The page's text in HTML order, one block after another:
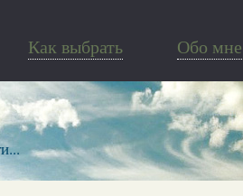
Как выбрать Обо мне